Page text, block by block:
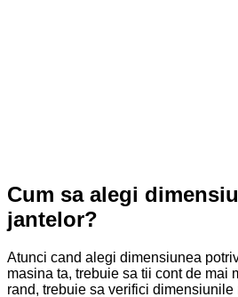
Cum sa alegi
jantelor?
Atunci cand alegi dimensiunea
masina ta, trebuie sa tii cont de mai
rand, trebuie sa verifici dimensiunile